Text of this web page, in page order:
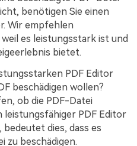
benötigen Sie einen
Wir empfehlen
es leistungsstark ist und
bietet.
PDF Editor
beschädigen wollen?
ob die PDF-Datei
leistungsfähiger PDF Editor
dies, dass es
zu beschädigen.